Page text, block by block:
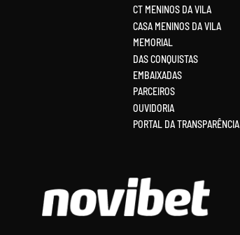
CT MENINOS DA VILA
CASA MENINOS DA VILA
MEMORIAL
DAS CONQUISTAS
EMBAIXADAS
PARCEIROS
OUVIDORIA
PORTAL DA TRANSPARÊNCIA